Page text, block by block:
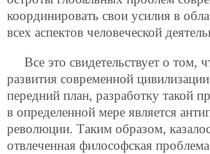
координировать свои усилия в
всех аспектов человеческой
Все это свидетельствует о том,
развития современной
передний план, разработку такой
в определенной мере является
революции. Таким образом,
отвлеченная философская